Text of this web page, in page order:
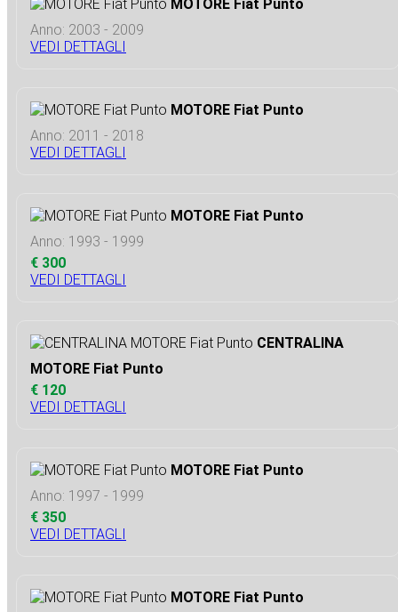
MOTORE Fiat Punto
Anno: 2003 - 2009
VEDI DETTAGLI
MOTORE Fiat Punto
Anno: 2011 - 2018
VEDI DETTAGLI
MOTORE Fiat Punto
Anno: 1993 - 1999
€ 300
VEDI DETTAGLI
CENTRALINA
MOTORE Fiat Punto
€ 120
VEDI DETTAGLI
MOTORE Fiat Punto
Anno: 1997 - 1999
€ 350
VEDI DETTAGLI
MOTORE Fiat Punto